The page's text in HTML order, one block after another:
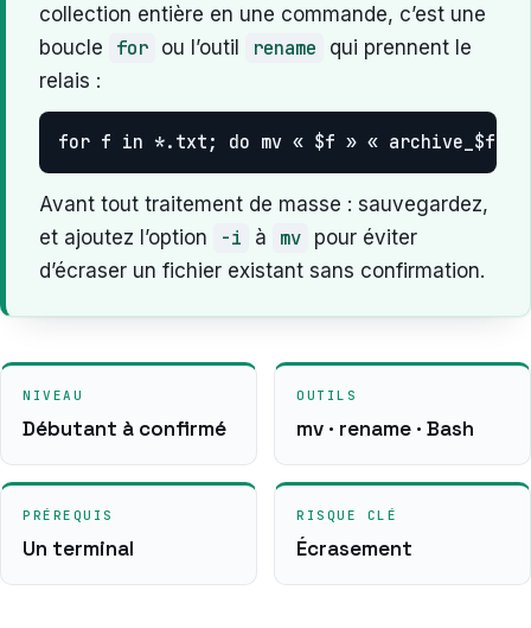
collection entière en une commande, c’est une
boucle
for ou l’outil rename
qui prennent le
relais :
for f in *.txt; do mv « $f » « archive_$f »;
Avant tout traitement de masse : sauvegardez,
et ajoutez l’option
-i à mv pour éviter
d’écraser un fichier existant sans confirmation.
NIVEAU
Débutant à confirmé
OUTILS
mv · rename · Bash
PRÉREQUIS
Un terminal
RISQUE CLÉ
Écrasement